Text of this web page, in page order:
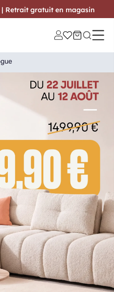
Retrait gratuit en magasin